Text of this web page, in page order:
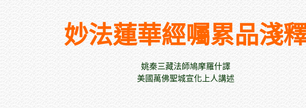
妙法蓮華經囑累品淺
姚秦三藏法師鳩摩羅什譯
美國萬佛聖城宣化上人講述